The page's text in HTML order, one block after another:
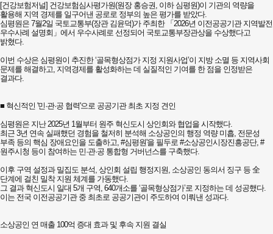
​[건강보험저널] ​건강보험심사평가원(원장 홍승권, 이하 심평원)이 기관의 역량을
활용해 지역 경제를 일구어낸 공로로 정부의 높은 평가를 받았다.
심평원은 7월2일 국토교통부(장관 김윤덕)가 주최한 「2026년 이전공공기관 지역발전
우수사례 설명회」에서 우수사례로 선정되어 국토교통부장관상을 수상했다고
밝혔다.
​이번 수상은 심평원이 추진한 ‘골목형상점가 지정 지원사업’이 지방 소멸 등 지역사회
문제를 해결하고, 지역경제를 활성화하는 데 실질적인 기여를 한 점을 인정받은
결과다.
■ ​혁신적인 '민·관·공 협력'으로 공공기관 최초 지정 견인
​심평원은 지난 2025년 1월부터 원주 혁신도시 상인회와 협업을 시작했다.
최근 3년 연속 실패했던 경험을 철저히 분석해 소상공인의 행정 역량 미흡, 전문성
부족 등의 핵심 장애요인을 도출하고, #심평원'을 필두로 #소상공인시장진흥공단, #
원주시청 등이 참여하는 민·관·공 통합형 거버넌스를 구축했다.
​이후 구역 설정과 밀집도 분석, 상인회 설립 행정지원, 소상공인 동의서 징구 등 全
단계에 걸친 밀착 지원 체계를 가동했다.
그 결과 혁신도시 일대 5개 구역, 640개소를 ‘골목형상점가’로 지정하는 데 성공했다.
이는 전국 이전공공기관 중 최초로 공공기관이 주도하여 이뤄낸 성과다.
​소상공인 연 매출 100억 증대 효과 및 후속 지원 결실